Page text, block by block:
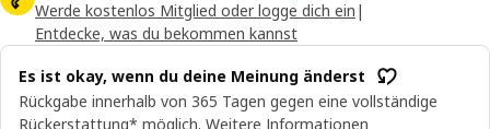
Werde kostenlos Mitglied oder logge dich ein |
Entdecke, was du bekommen kannst
Es ist okay, wenn du deine Meinung änderst
Rückgabe innerhalb von 365 Tagen gegen eine vollständige
Rückerstattung* möglich. Weitere Informationen